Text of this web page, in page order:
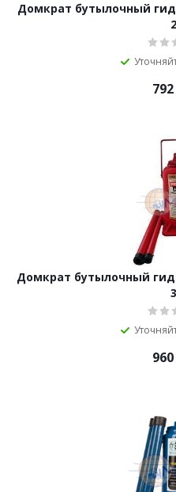
Домкрат бутылочный
792
Домкрат бутылочный
960